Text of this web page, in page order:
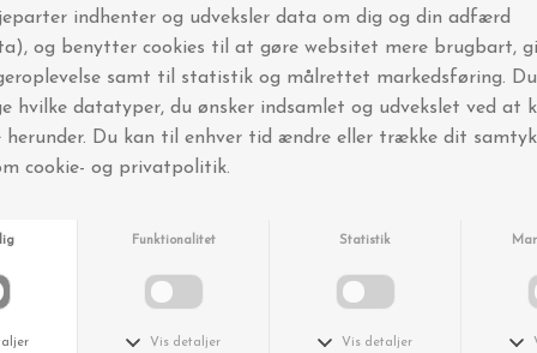
Andre købte også